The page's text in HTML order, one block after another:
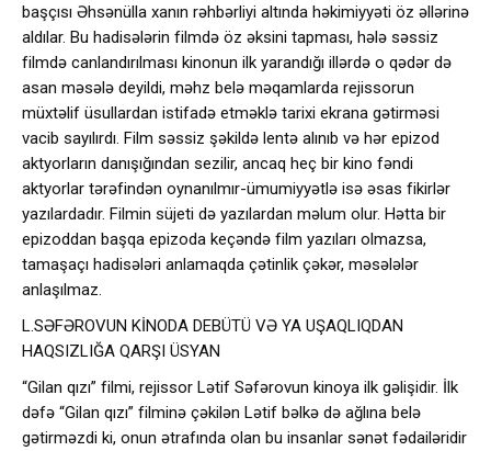
başçısı Əhsənülla xanın rəhbərliyi altında həkimiyyəti öz əllərinə
aldılar. Bu hadisələrin filmdə öz əksini tapması, hələ səssiz
filmdə canlandırılması kinonun ilk yarandığı illərdə o qədər də
asan məsələ deyildi, məhz belə məqamlarda rejissorun
müxtəlif üsullardan istifadə etməklə tarixi ekrana gətirməsi
vacib sayılırdı. Film səssiz şəkildə lentə alınıb və hər epizod
aktyorların danışığından sezilir, ancaq heç bir kino fəndi
aktyorlar tərəfindən oynanılmır-ümumiyyətlə isə əsas fikirlər
yazılardadır. Filmin süjeti də yazılardan məlum olur. Hətta bir
epizoddan başqa epizoda keçəndə film yazıları olmazsa,
tamaşaçı hadisələri anlamaqda çətinlik çəkər, məsələlər
anlaşılmaz.
L.SƏFƏROVUN KİNODA DEBÜTÜ VƏ YA UŞAQLIQDAN
HAQSIZLIĞA QARŞI ÜSYAN
“Gilan qızı” filmi, rejissor Lətif Səfərovun kinoya ilk gəlişidir. İlk
dəfə “Gilan qızı” filminə çəkilən Lətif bəlkə də ağlına belə
gətirməzdi ki, onun ətrafında olan bu insanlar sənət fədailəridir